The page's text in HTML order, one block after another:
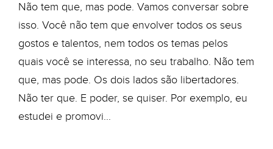
Não tem que, mas pode. Vamos conversar sobre
isso. Você não tem que envolver todos os seus
gostos e talentos, nem todos os temas pelos
quais você se interessa, no seu trabalho. Não tem
que, mas pode. Os dois lados são libertadores.
Não ter que. E poder, se quiser. Por exemplo, eu
estudei e promovi...